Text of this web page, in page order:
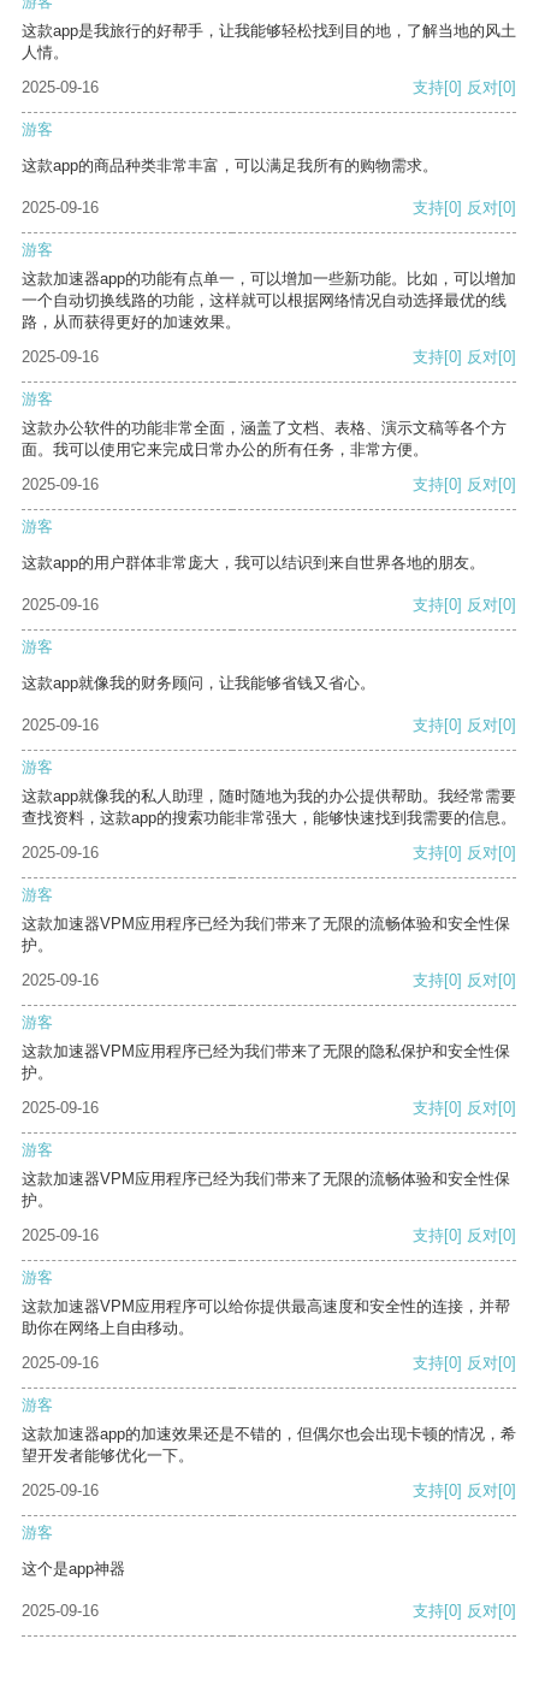
这款app是我旅行的好帮手，让我能够轻松找到目的地，了解当地的风土
人情。
2025-09-16
支持[0] 反对[0]
游客
这款app的商品种类非常丰富，可以满足我所有的购物需求。
2025-09-16 支持[0] 反对[0]
游客
这款加速器app的功能有点单一，可以增加一些新功能。比如，可以增加
一个自动切换线路的功能，这样就可以根据网络情况自动选择最优的线
路，从而获得更好的加速效果。
2025-09-16
支持[0] 反对[0]
游客
这款办公软件的功能非常全面，涵盖了文档、表格、演示文稿等各个方
面。我可以使用它来完成日常办公的所有任务，非常方便。
2025-09-16
支持[0] 反对[0]
游客
这款app的用户群体非常庞大，我可以结识到来自世界各地的朋友。
2025-09-16 支持[0] 反对[0]
游客
这款app就像我的财务顾问，让我能够省钱又省心。
2025-09-16 支持[0] 反对[0]
游客
这款app就像我的私人助理，随时随地为我的办公提供帮助。我经常需要
查找资料，这款app的搜索功能非常强大，能够快速找到我需要的信息。
2025-09-16
支持[0] 反对[0]
游客
这款加速器VPM应用程序已经为我们带来了无限的流畅体验和安全性保
护。
2025-09-16
支持[0] 反对[0]
游客
这款加速器VPM应用程序已经为我们带来了无限的隐私保护和安全性保
护。
2025-09-16
支持[0] 反对[0]
游客
这款加速器VPM应用程序已经为我们带来了无限的流畅体验和安全性保
护。
2025-09-16
支持[0] 反对[0]
游客
这款加速器VPM应用程序可以给你提供最高速度和安全性的连接，并帮
助你在网络上自由移动。
2025-09-16
支持[0] 反对[0]
游客
这款加速器app的加速效果还是不错的，但偶尔也会出现卡顿的情况，希
望开发者能够优化一下。
2025-09-16
支持[0] 反对[0]
游客
这个是app神器
2025-09-16 支持[0] 反对[0]